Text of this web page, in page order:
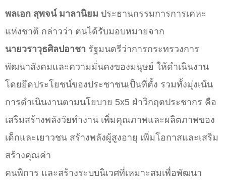
พลเอก สุพจน์ มาลานิยม ประธานกรรมการการเคหะ
แห่งชาติ กล่าวว่า ตนได้รับมอบหมายจาก
นายวราวุธศิลปอาชา รัฐมนตรีว่าการกระทรวงการ
พัฒนาสังคมและความมั่นคงของมนุษย์ ให้ดำเนินงาน
โดยยึดประโยชน์ของประชาชนเป็นที่ตั้ง รวมทั้งมุ่งเน้น
การดำเนินงานตามนโยบาย 5x5 ฝ่าวิกฤตประชากร คือ
เสริมสร้างพลังวัยทำงาน เพิ่มคุณภาพและผลิตภาพของ
เด็กและเยาวชน สร้างพลังผู้สูงอายุ เพิ่มโอกาสและเสริม
สร้างคุณค่า
คนพิการ และสร้างระบบนิเวศที่เหมาะสมเพื่อพัฒนา